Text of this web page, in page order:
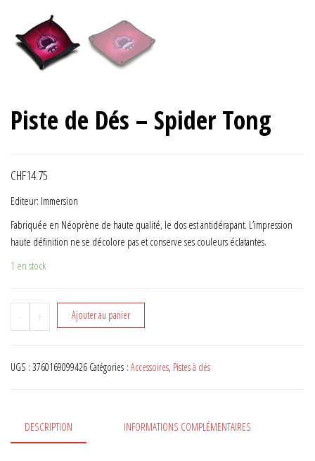
Piste de Dés – Spider Tong
CHF14.75
Editeur: Immersion
Fabriquée en Néoprène de haute qualité, le dos est antidérapant. L’impression
haute définition ne se décolore pas et conserve ses couleurs éclatantes.
1 en stock
- quantité de Piste de Dés - Spider Tong
+ Ajouter au panier
UGS : 3760169099426 Catégories : Accessoires, Pistes à dés
DESCRIPTION INFORMATIONS COMPLÉMENTAIRES